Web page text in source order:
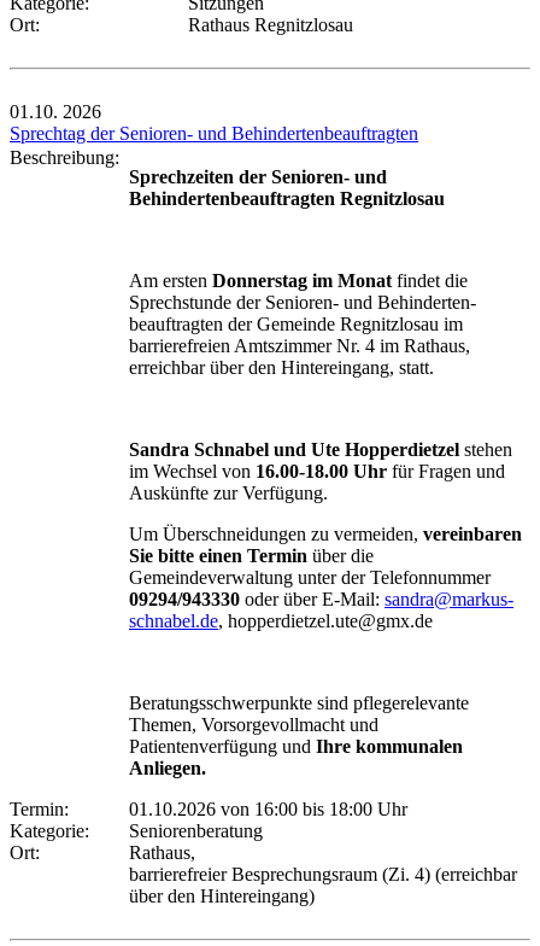
Ort:
Rathaus Regnitzlosau
01.10. 2026
Sprechtag der Senioren- und Behindertenbeauftragten
Beschreibung:
Sprechzeiten der Senioren- und
Behindertenbeauftragten Regnitzlosau
Am ersten Donnerstag im Monat findet die
Sprechstunde der Senioren- und Behinderten-
beauftragten der Gemeinde Regnitzlosau im
barrierefreien Amtszimmer Nr. 4 im Rathaus,
erreichbar über den Hintereingang, statt.
Sandra Schnabel und Ute Hopperdietzel stehen
im Wechsel von 16.00-18.00 Uhr für Fragen und
Auskünfte zur Verfügung.
Um Überschneidungen zu vermeiden, vereinbaren
Sie bitte einen Termin über die
Gemeindeverwaltung unter der Telefonnummer
09294/943330 oder über E-Mail: sandra@markus-
schnabel.de, hopperdietzel.ute@gmx.de
Beratungsschwerpunkte sind pflegerelevante
Themen, Vorsorgevollmacht und
Patientenverfügung und Ihre kommunalen
Anliegen.
Termin:
01.10.2026 von 16:00 bis 18:00 Uhr
Kategorie:
Seniorenberatung
Ort:
Rathaus,
barrierefreier Besprechungsraum (Zi. 4) (erreichbar
über den Hintereingang)